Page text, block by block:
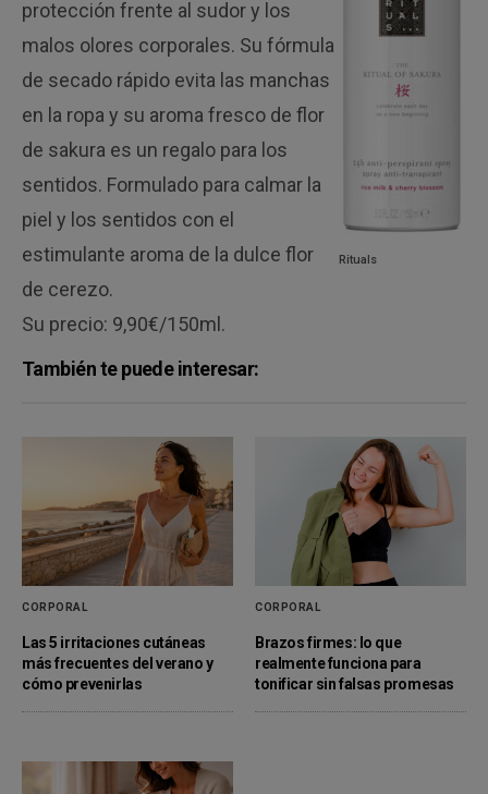
Rituals
protección frente al sudor y los
malos olores corporales. Su fórmula
de secado rápido evita las manchas
en la ropa y su aroma fresco de flor
de sakura es un regalo para los
sentidos. Formulado para calmar la
piel y los sentidos con el
estimulante aroma de la dulce flor
de cerezo.
Su precio: 9,90€/150ml.
También te puede interesar:
CORPORAL
Las 5 irritaciones cutáneas
más frecuentes del verano y
cómo prevenirlas
CORPORAL
Brazos firmes: lo que
realmente funciona para
tonificar sin falsas promesas